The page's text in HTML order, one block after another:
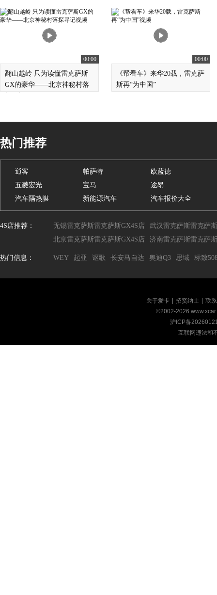
00:00
翻山越岭 只为读懂雷克萨斯
GX的豪华——北京神秘村落
00:00
《帮看车》来华20载，雷克萨
斯再“为中国”
热门推荐
逍客 帕萨特
欧蓝德
五菱宏光
宝马
途昂
汽车隔热膜
新能源汽车 汽车报价大全
4S店推荐： 无锡雷克萨斯雷克萨斯GX4S店
武汉雷克萨斯雷克萨
北京雷克萨斯雷克萨斯GX4S店
济南雷克萨斯雷克萨
热门信息： WEY 起亚 讴歌 长安马自达 奥迪Q3 思域 标致
关于爱卡 招贤纳士
联
©2002-2026
沪ICP备
互联网违法和